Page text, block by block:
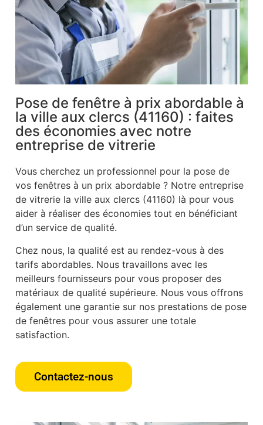
Pose de fenêtre à prix abordable à
la ville aux clercs (41160) : faites
des économies avec notre
entreprise de vitrerie
Vous cherchez un professionnel pour la pose de
vos fenêtres à un prix abordable ? Notre entreprise
de vitrerie la ville aux clercs (41160) là pour vous
aider à réaliser des économies tout en bénéficiant
d’un service de qualité.
Chez nous, la qualité est au rendez-vous à des
tarifs abordables. Nous travaillons avec les
meilleurs fournisseurs pour vous proposer des
matériaux de qualité supérieure. Nous vous offrons
également une garantie sur nos prestations de pose
de fenêtres pour vous assurer une totale
satisfaction.
Contactez-nous